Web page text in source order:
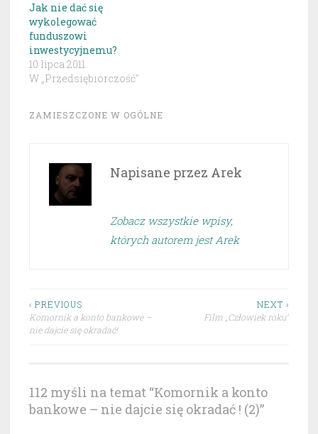
Jak nie dać się
wykolegować
funduszowi
inwestycyjnemu?
10 lipca 2011
W „Przedsiębiorczość"
ZAMIESZCZONE W OGÓLNE
Napisane przez Arek
Zobacz wszystkie wpisy,
których autorem jest Arek
Nawigacja
wpisu
‹ PREVIOUS
Komornik a konto bankowe –
nie dajcie się okradać!
NEXT ›
Film „Człowiek roku”
112 myśli na temat “Komornik a konto
bankowe – nie dajcie się okradać ! (2)”